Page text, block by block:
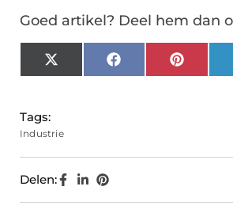
Goed artikel? Deel hem dan
X
(Twitter)
Facebook
Tags:
Industrie
Delen: